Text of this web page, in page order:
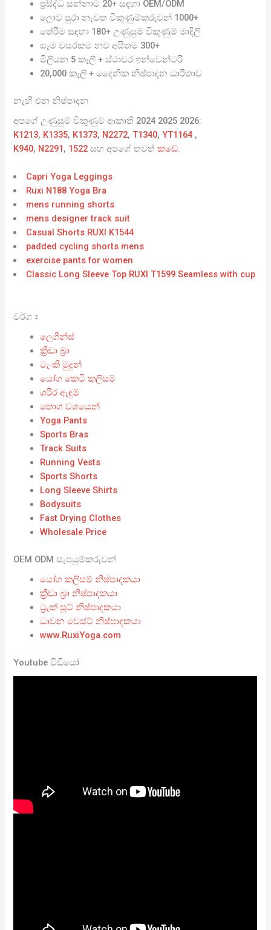
ප්‍රසිද්ධ සන්නාම 20+ සඳහා OEM/ODM
ලොව පුරා නැවත විකුණුම්කරුවන් 1000+
තේරීම සඳහා 180+ උණුසුම් විකුණුම් මාදිලි
සෑම වසරකම නව අයිතම 300+
මිලියන 5 කෑලි + ස්ථාවර ඉන්වෙන්ටරි
20,000 කෑලි + දෛනික නිෂ්පාදන ධාරිතාව
නැඟී එන නිෂ්පාදන
අපගේ උණුසුම් විකුණුම් ආකෘති 2024 2025 2026:
K1213, K1335, K1373, N2272,T1340,YT1164 ,
K940, N2291, 1522සහ අපගේ තවත්කඩේ.
Capri Yoga Leggings
Ruxi N188 Yoga Bra
mens running shorts
mens designer track suit
Casual Shorts RUXI K1544
padded cycling shorts mens
exercise pants for women
Classic Long Sleeve Top RUXI T1599 Seamless with cup
වර්ග：
ලෙගින්ස්
ක්‍රීඩා බ්‍රා
ටැංකි මුදුන්
යෝග කෙටි කලිසම්
ශරීර ඇඳුම්
තොග වශයෙන්
Yoga Pants
Sports Bras
Track Suits
Running Vests
Sports Shorts
Long Sleeve Shirts
Bodysuits
Fast Drying Clothes
Wholesale Price
OEM ODM සැපයුම්කරුවන්
යෝග කලිසම් නිෂ්පාදකයා
ක්‍රීඩා බ්‍රා නිෂ්පාදකයා
ට්‍රැක් සූට් නිෂ්පාදකයා
ධාවන වෙස්ට් නිෂ්පාදකයා
www.RuxiYoga.com
Youtube වීඩියෝ